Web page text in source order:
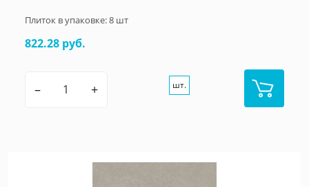
Плиток в упаковке:8 шт
822.28 руб.
– + шт.